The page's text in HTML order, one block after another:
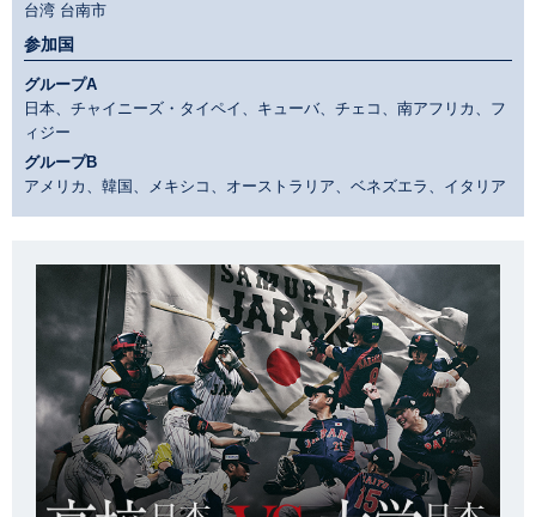
台湾 台南市
参加国
グループA
日本、チャイニーズ・タイペイ、キューバ、チェコ、南アフリカ、フ
ィジー
グループB
アメリカ、韓国、メキシコ、オーストラリア、ベネズエラ、イタリア